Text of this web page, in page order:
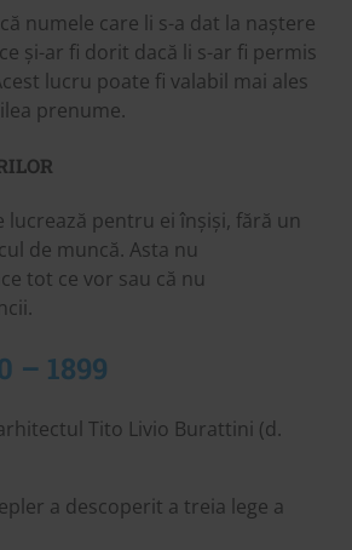
numele care li s-a dat la naștere
și-ar fi dorit dacă li s-ar fi permis
lucru poate fi valabil mai ales
prenume.
lucrează pentru ei înșiși, fără un
de muncă. Asta nu
tot ce vor sau că nu
– 1899
Tito Livio Burattini (d.
a descoperit a treia lege a